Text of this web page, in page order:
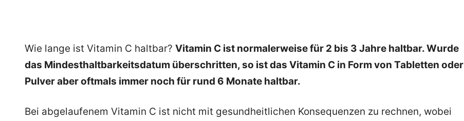
Wie lange ist Vitamin C haltbar? Vitamin C ist normalerweise für 2 bis 3 Jahre haltbar. Wurde
das Mindesthaltbarkeitsdatum überschritten, so ist das Vitamin C in Form von Tabletten oder
Pulver aber oftmals immer noch für rund 6 Monate haltbar.
Bei abgelaufenem Vitamin C ist nicht mit gesundheitlichen Konsequenzen zu rechnen, wobei